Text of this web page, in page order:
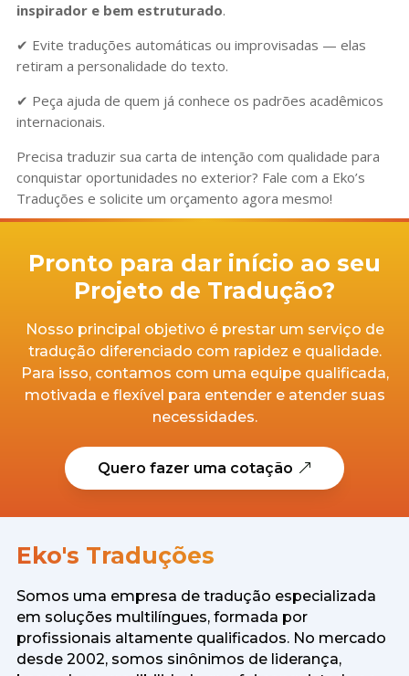
inspirador e bem estruturado.
✔ Evite traduções automáticas ou improvisadas — elas
retiram a personalidade do texto.
✔ Peça ajuda de quem já conhece os padrões acadêmicos
internacionais.
Precisa traduzir sua carta de intenção com qualidade para
conquistar oportunidades no exterior? Fale com a Eko’s
Traduções e solicite um orçamento agora mesmo!
Pronto para dar início ao seu
Projeto de Tradução?
Nosso principal objetivo é prestar um serviço de
tradução diferenciado com rapidez e qualidade.
Para isso, contamos com uma equipe qualificada,
motivada e flexível para entender e atender suas
necessidades.
Quero fazer uma cotação
Eko's Traduções
Somos uma empresa de tradução especializada
em soluções multilíngues, formada por
profissionais altamente qualificados. No mercado
desde 2002, somos sinônimos de liderança,